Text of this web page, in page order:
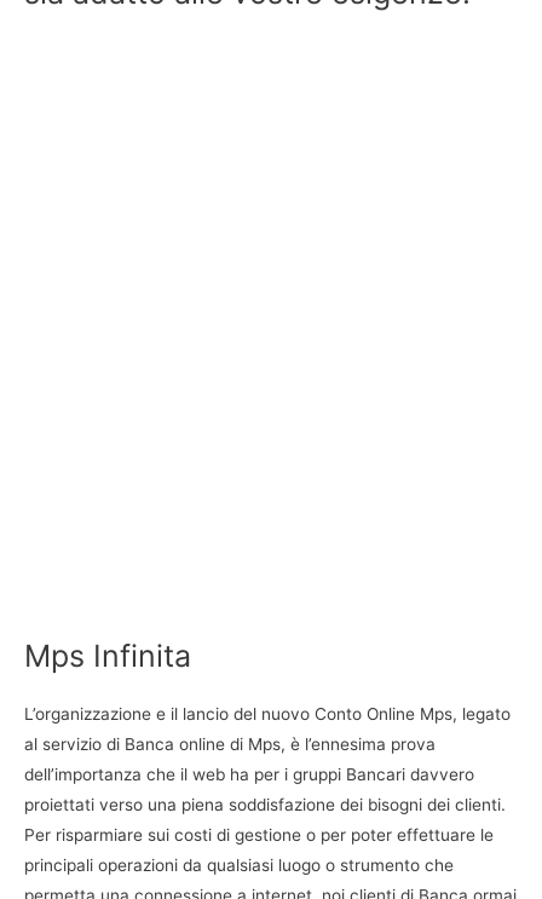
Mps Infinita
L’organizzazione e il lancio del nuovo Conto Online Mps, legato
al servizio di Banca online di Mps, è l’ennesima prova
dell’importanza che il web ha per i gruppi Bancari davvero
proiettati verso una piena soddisfazione dei bisogni dei clienti.
Per risparmiare sui costi di gestione o per poter effettuare le
principali operazioni da qualsiasi luogo o strumento che